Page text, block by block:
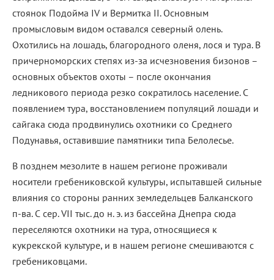
стоянок Подойма IV и Вермитка II. Основным
промысловым видом оставался северный олень.
Охотились на лошадь, благородного оленя, лося и тура. В
причерноморских степях из-за исчезновения бизонов –
основных объектов охоты – после окончания
ледникового периода резко сократилось население. С
появлением тура, восстановлением популяций лошади и
сайгака сюда продвинулись охотники со Среднего
Подунавья, оставившие памятники типа Белолесье.
В позднем мезолите в нашем регионе проживали
носители гребениковской культуры, испытавшей сильные
влияния со стороны ранних земледельцев Балканского
п-ва. С сер. VII тыс. до н. э. из бассейна Днепра сюда
переселяются охотники на тура, относящиеся к
кукрекской культуре, и в нашем регионе смешиваются с
гребениковцами.